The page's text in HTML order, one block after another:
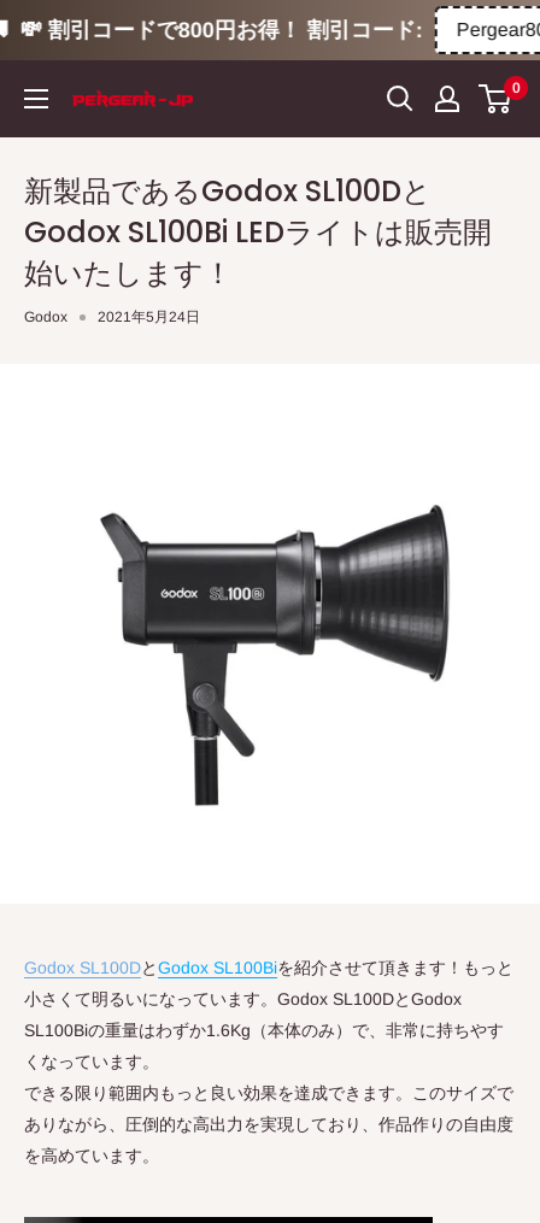
💸 割引コードで800円お得！ 割引コード: Pergear800
テ
0
新製品であるGodox SL100Dと
Godox SL100Bi LEDライトは販売開
始いたします！
Godox 2021年5月24日
Godox SL100DとGodox SL100Biを紹介させて頂きます！もっと
小さくて明るいになっています。Godox SL100DとGodox
SL100Biの重量はわずか1.6Kg（本体のみ）で、非常に持ちやす
くなっています。
できる限り範囲内もっと良い効果を達成できます。このサイズで
ありながら、圧倒的な高出力を実現しており、作品作りの自由度
を高めています。